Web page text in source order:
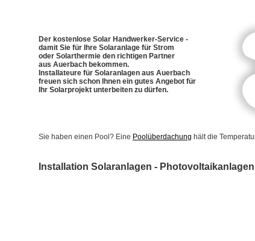
Der kostenlose Solar Handwerker-Service -
damit Sie für Ihre Solaranlage für Strom
oder Solarthermie den richtigen Partner
aus Auerbach bekommen.
Installateure für Solaranlagen aus Auerbach
freuen sich schon Ihnen ein gutes Angebot für
Ihr Solarprojekt unterbeiten zu dürfen.
Sie haben einen Pool? Eine Poolüberdachung hält die
Installation Solaranlagen -